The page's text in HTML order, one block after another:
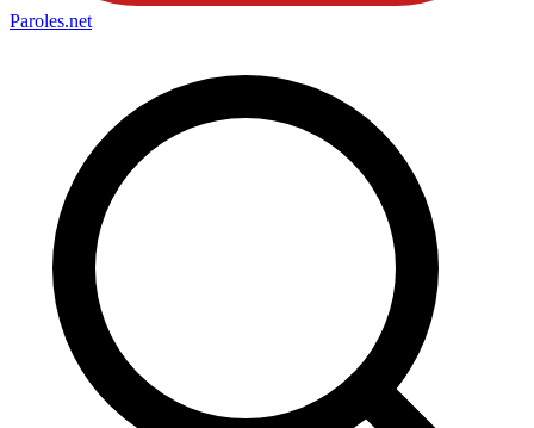
Paroles.net